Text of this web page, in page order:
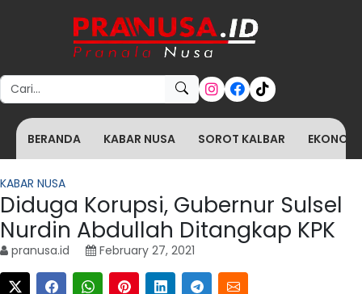
Search for:
BERANDA KABAR NUSA SOROT KALBAR
KABAR NUSA
Diduga Korupsi, Gubernur Sulsel
Nurdin Abdullah Ditangkap KPK
pranusa.id February 27, 2021